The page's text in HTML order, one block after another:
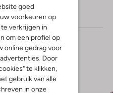
goed
voorkeuren op
verkrijgen in
om een profiel op
online gedrag voor
Door
te klikken,
gebruik van alle
in onze